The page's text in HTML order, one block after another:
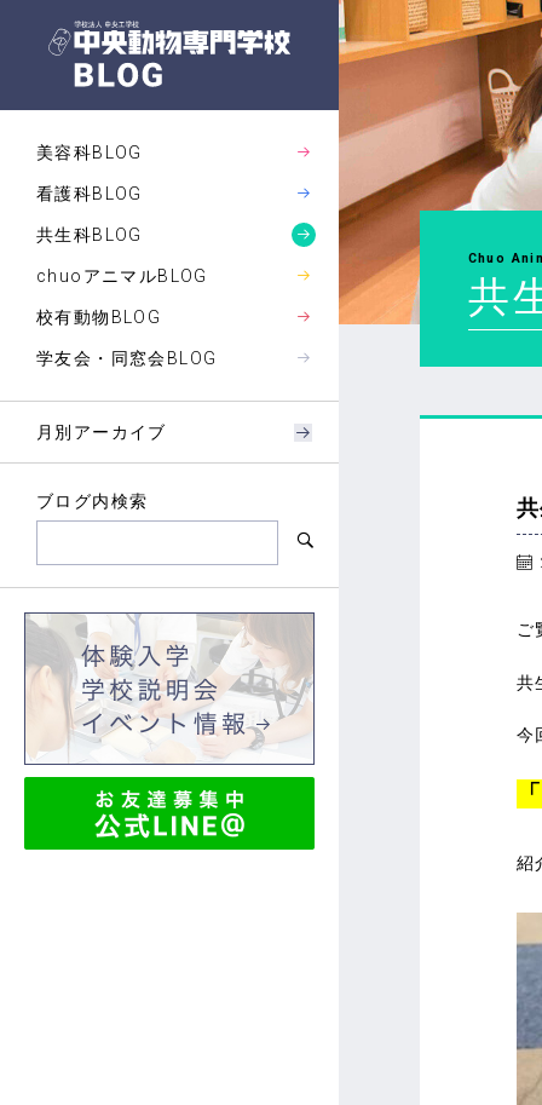
美容科BLOG
看護科BLOG
共生科BLOG
chuoアニマルBLOG
校有動物BLOG
学友会・同窓会BLOG
月別アーカイブ
ブログ内検索
Chuo
共
ご
共
今
紹